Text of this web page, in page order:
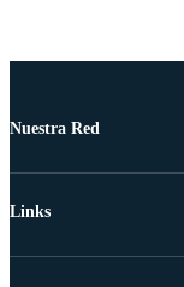
Nuestra Red
Links